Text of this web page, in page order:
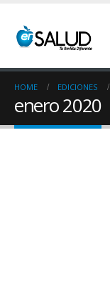
HOME EDICIONES
enero 2020